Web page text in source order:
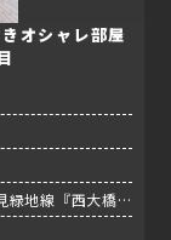
オシャレ部屋
緑地線『西大橋